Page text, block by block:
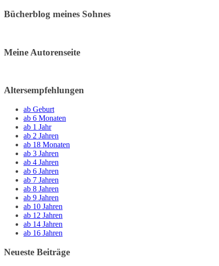
Bücherblog meines Sohnes
Meine Autorenseite
Altersempfehlungen
ab Geburt
ab 6 Monaten
ab 1 Jahr
ab 2 Jahren
ab 18 Monaten
ab 3 Jahren
ab 4 Jahren
ab 6 Jahren
ab 7 Jahren
ab 8 Jahren
ab 9 Jahren
ab 10 Jahren
ab 12 Jahren
ab 14 Jahren
ab 16 Jahren
Neueste Beiträge